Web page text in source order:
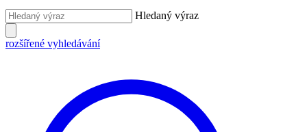
Hledaný výraz
rozšířené vyhledávání